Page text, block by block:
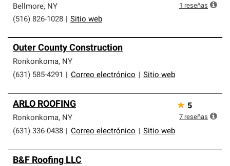
Bellmore, NY
(516) 826-1028
Sitio web
1 reseñas
Outer County Construction
Ronkonkoma, NY
(631) 585-4291
Correo electrónico Sitio web
ARLO ROOFING
Ronkonkoma, NY
(631) 336-0438
Correo electrónico Sitio web
★ 5
7 reseñas
B&F Roofing LLC